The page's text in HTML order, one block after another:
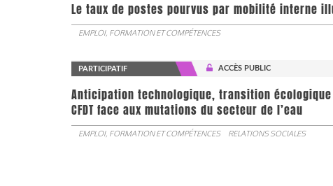
Le taux de postes pourvus par mobilité interne
EMPLOI, FORMATION ET COMPÉTENCES
PARTICIPATIF ACCÈS PUBLIC
Anticipation technologique, transition
CFDT face aux mutations du secteur de l’eau
EMPLOI, FORMATION ET COMPÉTENCES RELATIONS SOCIALES